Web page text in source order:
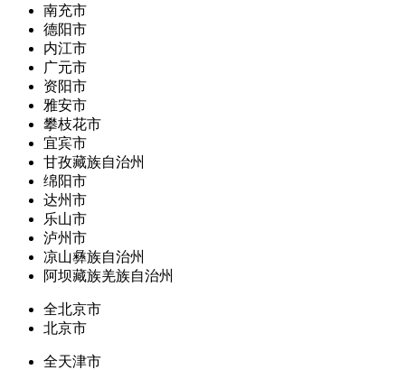
南充市
德阳市
内江市
广元市
资阳市
雅安市
攀枝花市
宜宾市
甘孜藏族自治州
绵阳市
达州市
乐山市
泸州市
凉山彝族自治州
阿坝藏族羌族自治州
全北京市
北京市
全天津市